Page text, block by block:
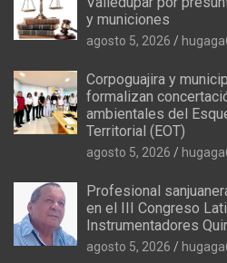
y municiones
agosto 5, 2026
Corpoguajira y
formalizan
ambientales del
Territorial (EOT)
agosto 5, 2026
Profesional
en el III Congreso
Instrumentadores
agosto 5, 2026